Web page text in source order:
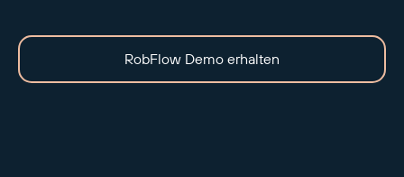
RobFlow Demo erhalten